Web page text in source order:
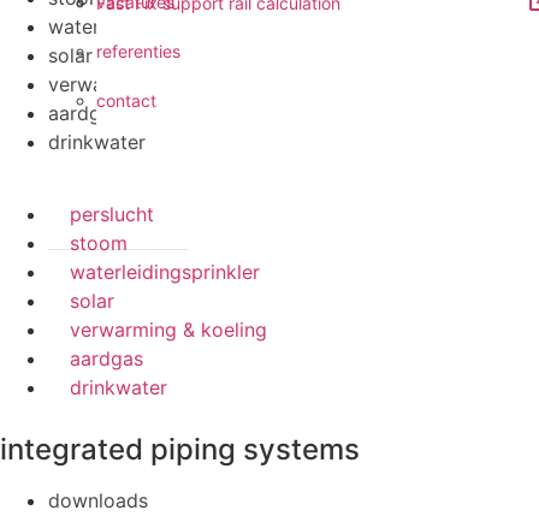
referenties
contact
waterleidingsprinkler
solar
verwarming & koeling
aardgas
drinkwater
perslucht
stoom
waterleidingsprinkler
solar
verwarming & koeling
aardgas
drinkwater
integrated piping systems
downloads